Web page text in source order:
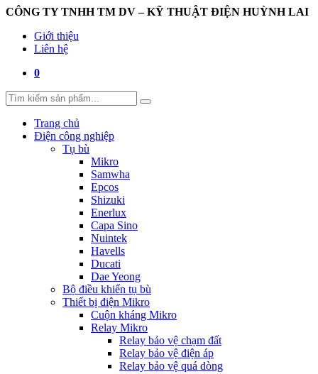
CÔNG TY TNHH TM DV – KỸ THUẬT ĐIỆN HUỲNH LAI
Giới thiệu
Liên hệ
0
Trang chủ
Điện công nghiệp
Tụ bù
Mikro
Samwha
Epcos
Shizuki
Enerlux
Capa Sino
Nuintek
Havells
Ducati
Dae Yeong
Bộ điều khiển tụ bù
Thiết bị điện Mikro
Cuộn kháng Mikro
Relay Mikro
Relay bảo vệ chạm đất
Relay bảo vệ điện áp
Relay bảo vệ quá dòng